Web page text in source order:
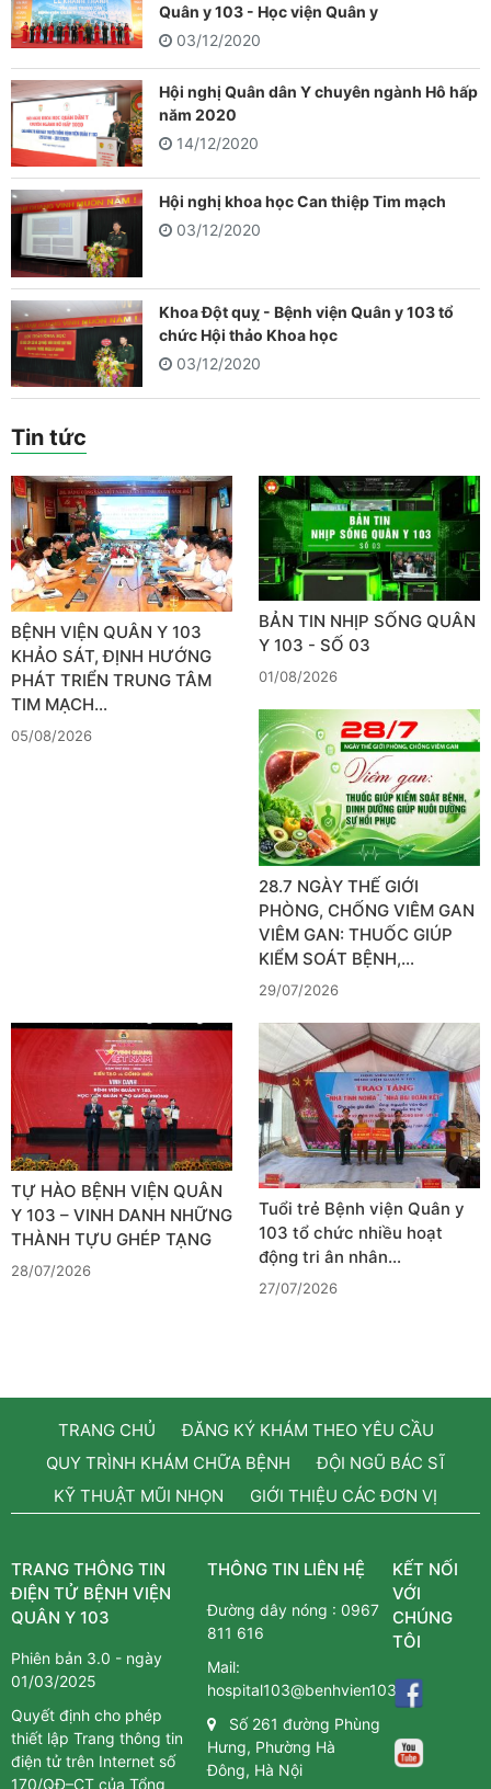
Quân y 103 - Học viện Quân y
03/12/2020
Hội nghị Quân dân Y chuyên ngành Hô hấp
năm 2020
14/12/2020
Hội nghị khoa học Can thiệp Tim mạch
03/12/2020
Khoa Đột quỵ - Bệnh viện Quân y 103 tổ
chức Hội thảo Khoa học
03/12/2020
Tin tức
BỆNH VIỆN QUÂN Y 103
KHẢO SÁT, ĐỊNH HƯỚNG
PHÁT TRIỂN TRUNG TÂM
TIM MẠCH…
05/08/2026
BẢN TIN NHỊP SỐNG QUÂN
Y 103 - SỐ 03
01/08/2026
28.7 NGÀY THẾ GIỚI
PHÒNG, CHỐNG VIÊM GAN
VIÊM GAN: THUỐC GIÚP
KIỂM SOÁT BỆNH,…
29/07/2026
TỰ HÀO BỆNH VIỆN QUÂN
Y 103 – VINH DANH NHỮNG
THÀNH TỰU GHÉP TẠNG
28/07/2026
Tuổi trẻ Bệnh viện Quân y
103 tổ chức nhiều hoạt
động tri ân nhân…
27/07/2026
TRANG CHỦ
ĐĂNG KÝ KHÁM THEO YÊU CẦU
QUY TRÌNH KHÁM CHỮA BỆNH
ĐỘI NGŨ BÁC SĨ
KỸ THUẬT MŨI NHỌN
GIỚI THIỆU CÁC ĐƠN VỊ
TRANG THÔNG TIN
ĐIỆN TỬ BỆNH VIỆN
QUÂN Y 103
Phiên bản 3.0 - ngày
01/03/2025
Quyết định cho phép
thiết lập Trang thông tin
điện tử trên Internet số
170/QĐ–CT của Tổng
THÔNG TIN LIÊN HỆ
Đường dây nóng :0967
811 616
Mail:
hospital103@benhvien103.vn
Số 261 đường Phùng
Hưng, Phường Hà
Đông, Hà Nội
KẾT NỐI
VỚI
CHÚNG
TÔI